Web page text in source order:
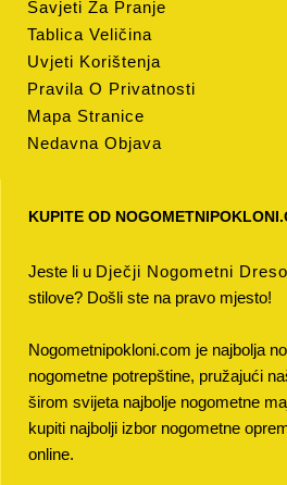
Savjeti Za Pranje
Tablica Veličina
Uvjeti Korištenja
Pravila O Privatnosti
Mapa Stranice
Nedavna Objava
KUPITE OD
Jeste li u Dječji Nogometni
stilove? Došli ste na pravo mjesto!
Nogometnipokloni.com je najbolja
nogometne potrepštine, pružajući
širom svijeta najbolje nogometne
kupiti najbolji izbor nogometne
online.